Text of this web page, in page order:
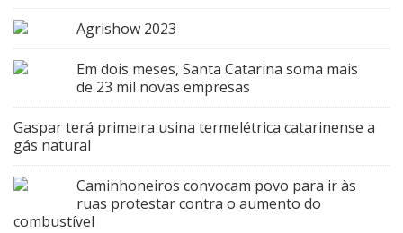
Agrishow 2023
Em dois meses, Santa Catarina soma mais
de 23 mil novas empresas
Gaspar terá primeira usina termelétrica catarinense a
gás natural
Caminhoneiros convocam povo para ir às
ruas protestar contra o aumento do
combustível